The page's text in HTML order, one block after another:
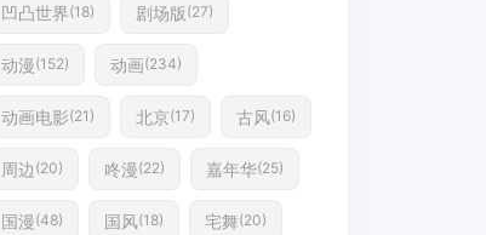
凹凸世界(18) 剧场版(27)
动漫(152) 动画(234)
动画电影(21) 北京(17) 古风(16)
周边 (20) 咚漫(22) 嘉年华(25)
国漫(48) 国风(18) 宅舞(20)